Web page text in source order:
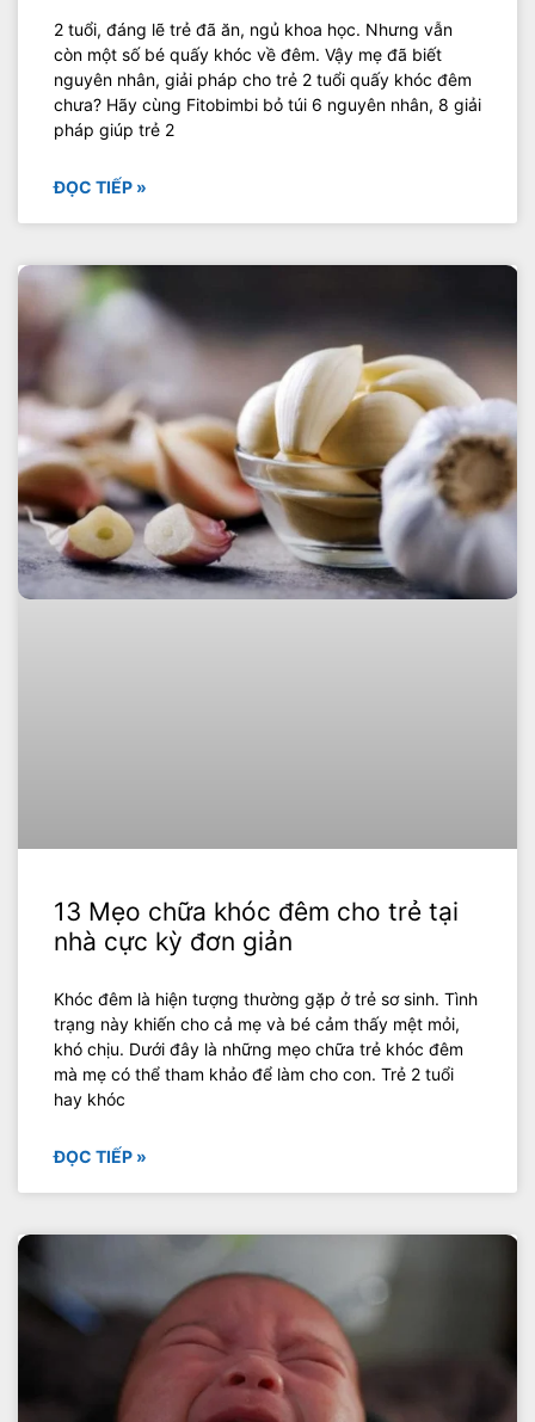
2 tuổi, đáng lẽ trẻ đã ăn, ngủ khoa học. Nhưng vẫn
còn một số bé quấy khóc về đêm. Vậy mẹ đã biết
nguyên nhân, giải pháp cho trẻ 2 tuổi quấy khóc đêm
chưa? Hãy cùng Fitobimbi bỏ túi 6 nguyên nhân, 8 giải
pháp giúp trẻ 2
ĐỌC TIẾP »
13 Mẹo chữa khóc đêm cho trẻ tại
nhà cực kỳ đơn giản
Khóc đêm là hiện tượng thường gặp ở trẻ sơ sinh. Tình
trạng này khiến cho cả mẹ và bé cảm thấy mệt mỏi,
khó chịu. Dưới đây là những mẹo chữa trẻ khóc đêm
mà mẹ có thể tham khảo để làm cho con. Trẻ 2 tuổi
hay khóc
ĐỌC TIẾP »